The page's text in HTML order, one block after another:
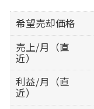
希望売却価格
売上/月（直
近）
利益/月（直
近）